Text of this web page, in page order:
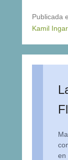
Publicada
Kamil Ingar.
en